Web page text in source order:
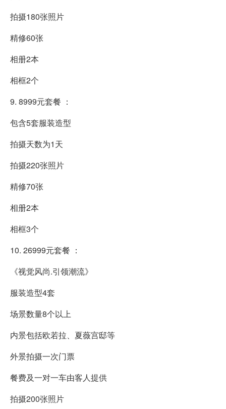
拍摄180张照片
精修60张
相册2本
相框2个
9. 8999元套餐 ：
包含5套服装造型
拍摄天数为1天
拍摄220张照片
精修70张
相册2本
相框3个
10. 26999元套餐 ：
《视觉风尚.引领潮流》
服装造型4套
场景数量8个以上
内景包括欧若拉、夏薇宫邸等
外景拍摄一次门票
餐费及一对一车由客人提供
拍摄200张照片